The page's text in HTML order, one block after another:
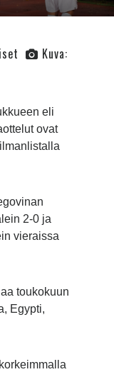
Kuva:
eli
ovat
2-0 ja
vieraissa
toukokuun
Egypti,